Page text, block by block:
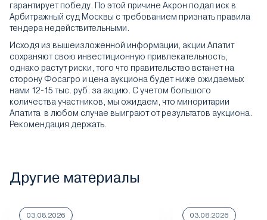
гарантирует победу. По этой причине Акрон подал иск в
Арбитражный суд Москвы с требованием признать правила
тендера недействительными.
Исходя из вышеизложенной информации, акции Апатит
сохраняют свою инвестиционную привлекательность,
однако растут риски, того что правительство встанет на
сторону Фосагро и цена аукциона будет ниже ожидаемых
нами 12-15 тыс. руб. за акцию. С учетом большого
количества участников, мы ожидаем, что миноритарии
Апатита в любом случае выиграют от результатов аукциона.
Рекомендация держать.
Другие материалы
03.08.2026 03.08.2026